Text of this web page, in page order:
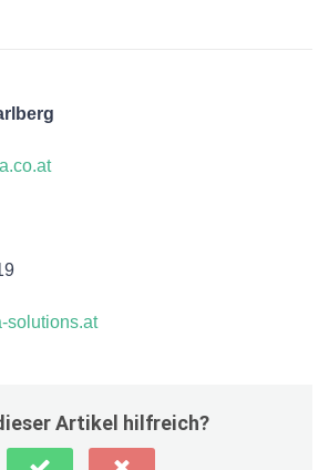
solutions.at
Artikel hilfreich?